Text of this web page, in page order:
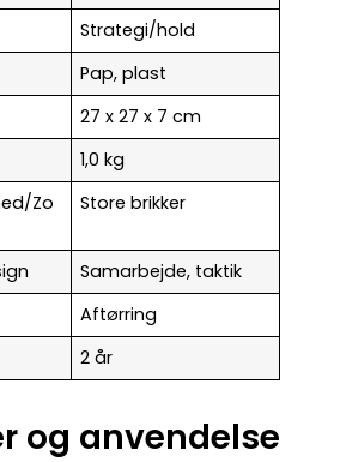
Strategi/hold
Pap, plast
27 x 27 x 7 cm
1,0 kg
Zo
Store brikker
Samarbejde, taktik
Aftørring
2 år
og anvendelse